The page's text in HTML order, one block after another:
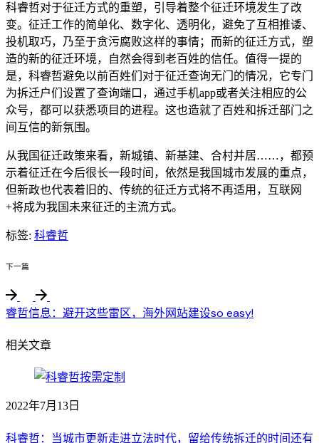
科睿哲对于征迁方式的重塑，引导着整个征迁环境发生了改
变。征迁工作的简单化、数字化、透明化，避免了互相推诿、
投机取巧，乃至于贪污腐败这样的事情；而新的征迁方式，塑
造的新的征迁环境，自然会得到老百姓的信任。值得一提的
是，科睿哲避免以前百姓们对于征迁查询无门的情况，它专门
为拆迁户们设置了查询端口，通过手机app或者关注相应的公
众号，都可以获悉项目的进程。这也造就了百姓和拆迁部门之
间互信的新氛围。
从我国征迁政策来看，新城镇、新基建、合村并居……，都预
示着征迁在今后很长一段时间，依然是我国城市发展的重点，
但新政也代表着旧的、传统的征迁方式将不再适用，互联网
+将成为我国未来征迁的主流方式。
标签: 科睿哲
下一篇
睿哲信息：避开这些雷区，海外网站建设so easy!
相关文章
2022年7月13日
科睿哲：当城市更新走进立法时代，留给传统拆迁的时间还有